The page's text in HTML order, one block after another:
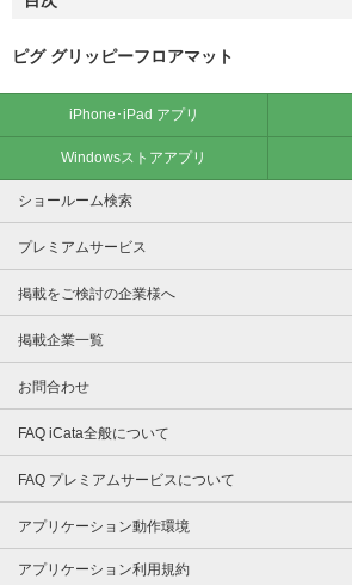
ピグ グリッピーフロアマット
iPhone･iPad アプリ
Windowsストアアプリ
ショールーム検索
プレミアムサービス
掲載をご検討の企業様へ
掲載企業一覧
お問合わせ
FAQ iCata全般について
FAQ プレミアムサービスについて
アプリケーション動作環境
アプリケーション利用規約